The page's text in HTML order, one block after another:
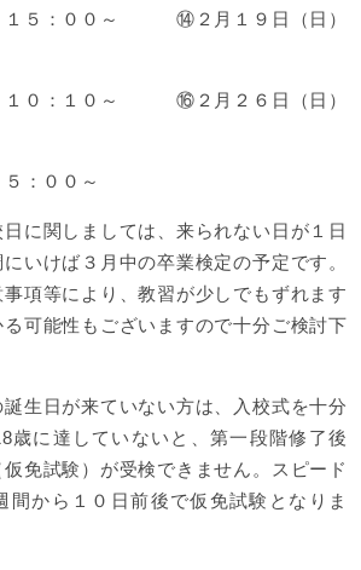
１５：００～ ⑭２月１９日（日）
１０：１０～ ⑯２月２６日（日）
：００～
関しましては、来られない日が１日
いけば３月中の卒業検定の予定です。
項等により、教習が少しでもずれます
可能性もございますので十分ご検討下
生日が来ていない方は、入校式を十分
歳に達していないと、第一段階修了後
免試験）が受検できません。スピード
間から１０日前後で仮免試験となりま